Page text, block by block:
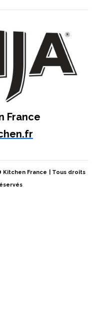
France
Kitchen France
| Tous droits